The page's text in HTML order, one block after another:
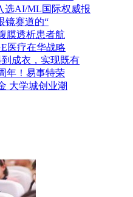
选AI/ML国际权威报
镜赛道的“
膜透析患者航
医疗在华战略
成衣，实现既有
年！易事特荣
大学城创业潮